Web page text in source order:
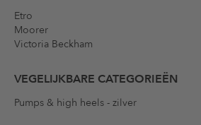
Etro
Moorer
Victoria Beckham
VEGELIJKBARE CATEGORIEËN
Pumps & high heels - zilver